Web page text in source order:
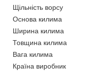
Щільність ворсу
Основа килима
Ширина килима
Товщина килима
Вага килима
Країна виробник